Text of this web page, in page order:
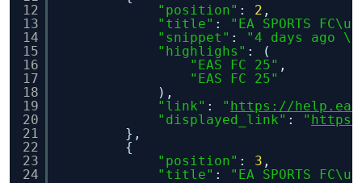
12
13
14
15
16
17
18
19
20
21
22
23
24
"position" : 2 ,
"title" :
"EA SPORTS
"snippet" :
"4 days ago
"highlighs" : (
"EAS FC 25" ,
"EAS FC 25"
),
"link" : " https://
"displayed_link" : "
},
{
"position" : 3 ,
"title" :
"EA SPORTS